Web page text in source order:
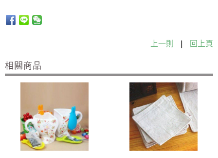
上一則 | 回上頁
相關商品